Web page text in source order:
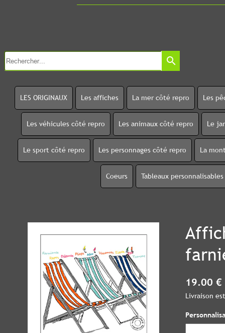
search
LES ORIGINAUX Les affiches La mer côté repro Les
Les véhicules côté repro Les animaux côté repro Le
Le sport côté repro Les personnages côté repro La
Coeurs Tableaux personnalisables
19.00 €
Livraison